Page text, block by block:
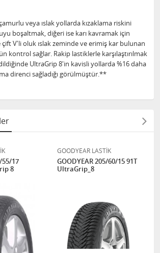
veya ıslak yollarda kızaklama riskini
boşaltmak, diğeri ise karı kavramak için
V'li oluk ıslak zeminde ve erimiş kar bulunan
kontrol sağlar. Rakip lastiklerle karşılaştırılmak
UltraGrip 8'in kavisli yollarda %16 daha
direnci sağladığı görülmüştür.**
55/17
8
GOODYEAR LASTİK
GOODYEAR 205/60/15 91T
UltraGrip_8